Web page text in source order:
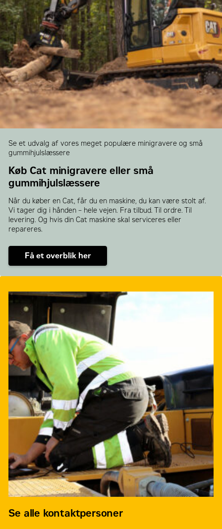
Se et udvalg af vores meget populære minigravere og små
gummihjulslæssere
Køb Cat minigravere eller små
gummihjulslæssere
Når du køber en Cat, får du en maskine, du kan være stolt af.
Vi tager dig i hånden – hele vejen. Fra tilbud. Til ordre. Til
levering. Og hvis din Cat maskine skal serviceres eller
repareres.
Få et overblik her
Se alle kontaktpersoner